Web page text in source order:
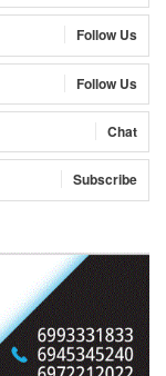
Follow Us
Follow Us
Chat
Subscribe